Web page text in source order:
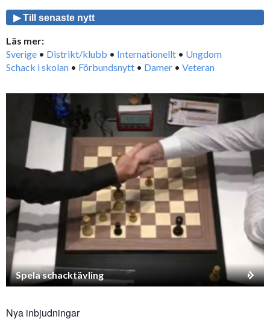
▶ Till senaste nytt
Läs mer:
Sverige • Distrikt/klubb • Internationellt • Ungdom
Schack i skolan • Förbundsnytt • Damer • Veteran
Spela schacktävling
Nya inbjudningar